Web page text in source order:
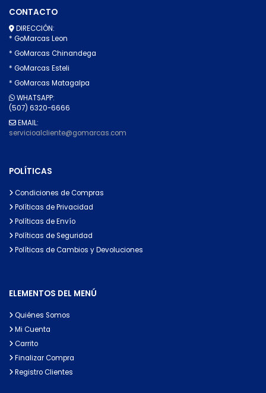
CONTACTO
DIRECCIÓN:
* GoMarcas Leon
* GoMarcas Chinandega
* GoMarcas Esteli
* GoMarcas Matagalpa
WHATSAPP:
(507) 6320-6666
EMAIL:
servicioalcliente@gomarcas.com
POLÍTICAS
Condiciones de Compras
Políticas de Privacidad
Políticas de Envío
Políticas de Seguridad
Políticas de Cambios y Devoluciones
ELEMENTOS DEL MENÚ
Quiénes Somos
Mi Cuenta
Carrito
Finalizar Compra
Registro Clientes